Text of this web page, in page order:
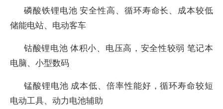
磷酸铁锂电池 安全性高、循环寿命长、成本较低
储能电站、电动客车
钴酸锂电池 体积小、电压高，安全性较弱 笔记本
电脑、小型数码
锰酸锂电池 成本低、倍率性能好，循环寿命较短
电动工具、动力电池辅助